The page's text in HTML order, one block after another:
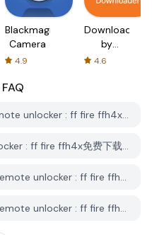
Blackmagic
Camera
4.9
Downloader
by
AFTVnews
4.6
FAQ
我如何从PGYER APK HUB下载emote unlocker : ff fire ffh4x？
PGYER APK HUB上的emote unlocker : ff fire ffh4x免费下载吗？
我需要在PGYER APK HUB上下载emote unlocker : ff fire ffh4x时需要账户吗？
我如何在PGYER APK HUB上报告emote unlocker : ff fire ffh4x的问题？